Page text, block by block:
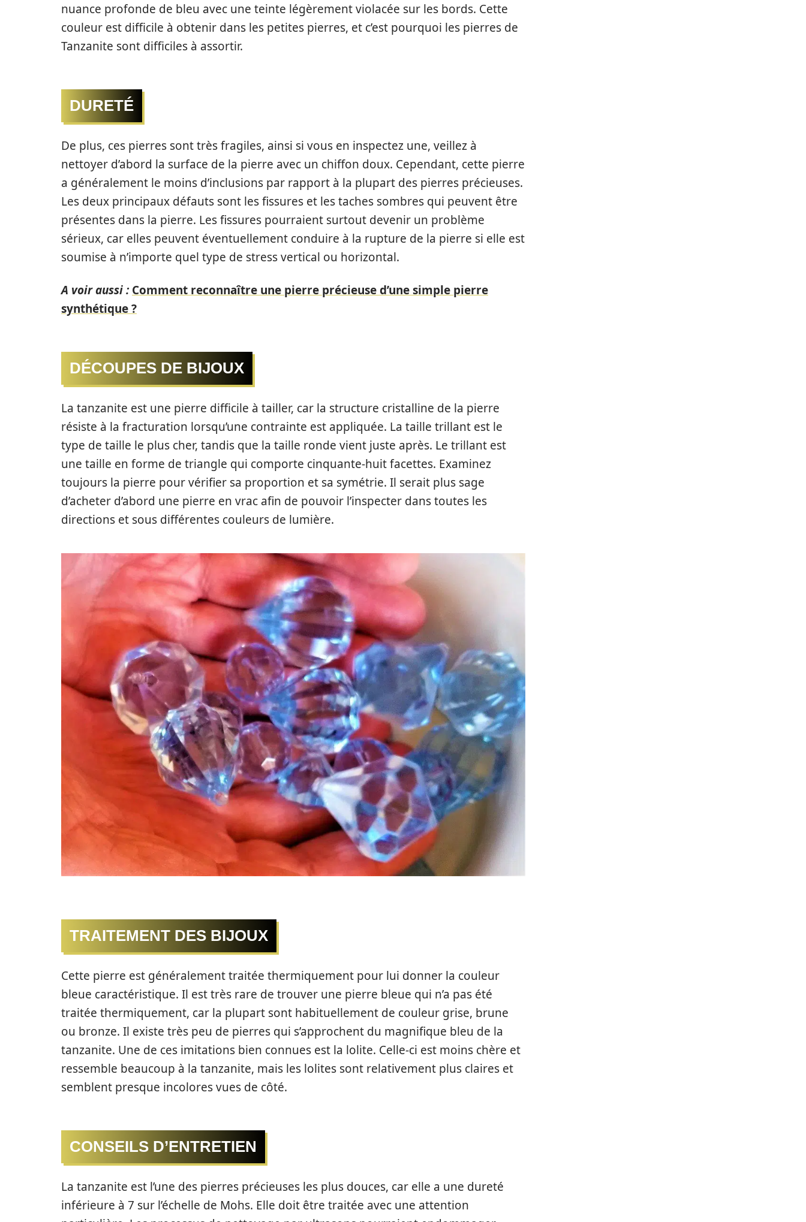
nuance profonde de bleu avec une teinte légèrement violacée sur les bords. Cette
couleur est difficile à obtenir dans les petites pierres, et c’est pourquoi les pierres de
Tanzanite sont difficiles à assortir.
DURETÉ
De plus, ces pierres sont très fragiles, ainsi si vous en inspectez une, veillez à
nettoyer d’abord la surface de la pierre avec un chiffon doux. Cependant, cette pierre
a généralement le moins d’inclusions par rapport à la plupart des pierres précieuses.
Les deux principaux défauts sont les fissures et les taches sombres qui peuvent être
présentes dans la pierre. Les fissures pourraient surtout devenir un problème
sérieux, car elles peuvent éventuellement conduire à la rupture de la pierre si elle est
soumise à n’importe quel type de stress vertical ou horizontal.
A voir aussi : Comment reconnaître une pierre précieuse d’une simple pierre
synthétique ?
DÉCOUPES DE BIJOUX
La tanzanite est une pierre difficile à tailler, car la structure cristalline de la pierre
résiste à la fracturation lorsqu’une contrainte est appliquée. La taille trillant est le
type de taille le plus cher, tandis que la taille ronde vient juste après. Le trillant est
une taille en forme de triangle qui comporte cinquante-huit facettes. Examinez
toujours la pierre pour vérifier sa proportion et sa symétrie. Il serait plus sage
d’acheter d’abord une pierre en vrac afin de pouvoir l’inspecter dans toutes les
directions et sous différentes couleurs de lumière.
TRAITEMENT DES BIJOUX
Cette pierre est généralement traitée thermiquement pour lui donner la couleur
bleue caractéristique. Il est très rare de trouver une pierre bleue qui n’a pas été
traitée thermiquement, car la plupart sont habituellement de couleur grise, brune
ou bronze. Il existe très peu de pierres qui s’approchent du magnifique bleu de la
tanzanite. Une de ces imitations bien connues est la lolite. Celle-ci est moins chère et
ressemble beaucoup à la tanzanite, mais les lolites sont relativement plus claires et
semblent presque incolores vues de côté.
CONSEILS D’ENTRETIEN
La tanzanite est l’une des pierres précieuses les plus douces, car elle a une dureté
inférieure à 7 sur l’échelle de Mohs. Elle doit être traitée avec une attention